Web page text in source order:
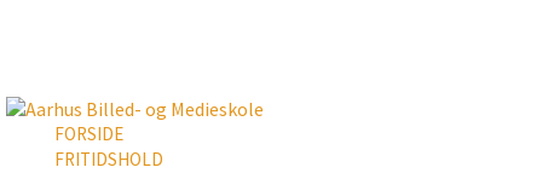
FORSIDE
FRITIDSHOLD